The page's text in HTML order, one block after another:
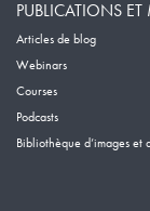
PUBLICATIONS
Articles de blog
Webinars
Courses
Podcasts
Bibliothèque d’images et